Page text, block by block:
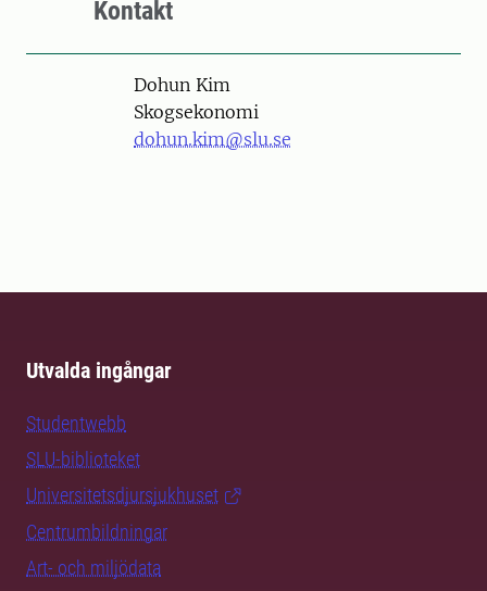
Kontakt
PersonDohun Kim
Skogsekonomi
dohun.kim@slu.se
Utvalda ingångar
Studentwebb
SLU-biblioteket
Universitetsdjursjukhuset
Centrumbildningar
Art- och miljödata